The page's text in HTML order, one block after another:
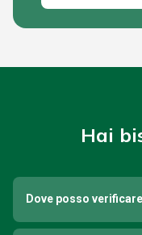
Hai
Dove posso